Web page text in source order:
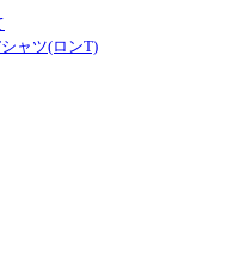
ャツ(ロンT)